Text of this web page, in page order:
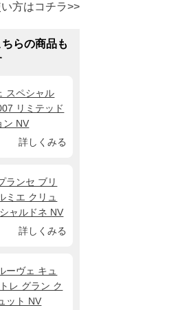
方はコチラ>>
らの商品も
スペシャル
リミテッド
ン NV
詳しくみる
ランセ ブリ
ミエ クリュ
ャルドネ NV
詳しくみる
ーヴェ キュ
レ グラン ク
ット NV